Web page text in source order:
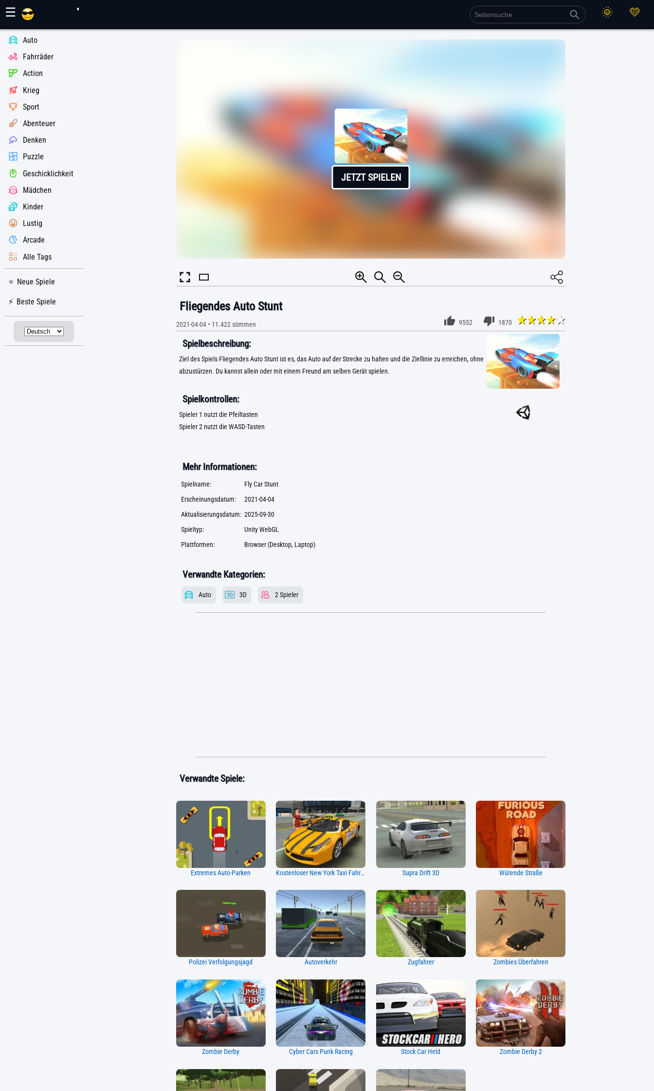
☰
Auto
Fahrräder
Action
Krieg
Sport
Abenteuer
Denken
Puzzle
Geschicklichkeit
Mädchen
Kinder
Lustig
Arcade
Alle Tags
Neue Spiele
Beste Spiele
JETZT SPIELEN
Fliegendes Auto Stunt
2021-04-04• 11.422stimmen 9552 1870
Spielbeschreibung:
Ziel des Spiels Fliegendes Auto Stunt ist es, das Auto auf der Strecke zu halten und die Ziellinie zu erreichen, ohne
abzustürzen. Du kannst allein oder mit einem Freund am selben Gerät spielen.
Spielkontrollen:
Spieler 1 nutzt die Pfeiltasten
Spieler 2 nutzt die WASD-Tasten
Mehr Informationen:
Spielname:
Fly Car Stunt
Erscheinungsdatum:
2021-04-04
Aktualisierungsdatum: 2025-09-30
Spieltyp:
Unity WebGL
Plattformen:
Browser (Desktop, Laptop)
Verwandte Kategorien:
Auto 3D 2 Spieler
Verwandte Spiele:
Extremes Auto-Parken Kostenloser New York Taxi Fahrer 3D Sim Supra Drift 3D Wütende Straße
Polizei Verfolgungsjagd Autoverkehr Zugfahrer Zombies Überfahren
Zombie Derby Cyber Cars Punk Racing Stock Car Held Zombie Derby 2